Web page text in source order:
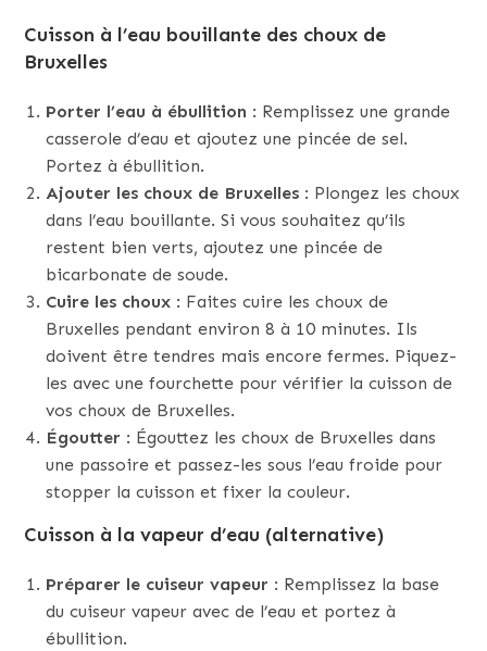
Cuisson à l’eau bouillante des choux de
Bruxelles
Porter l’eau à ébullition : Remplissez une grande
casserole d’eau et ajoutez une pincée de sel.
Portez à ébullition.
Ajouter les choux de Bruxelles : Plongez les choux
dans l’eau bouillante. Si vous souhaitez qu’ils
restent bien verts, ajoutez une pincée de
bicarbonate de soude.
Cuire les choux : Faites cuire les choux de
Bruxelles pendant environ 8 à 10 minutes. Ils
doivent être tendres mais encore fermes. Piquez-
les avec une fourchette pour vérifier la cuisson de
vos choux de Bruxelles.
Égoutter : Égouttez les choux de Bruxelles dans
une passoire et passez-les sous l’eau froide pour
stopper la cuisson et fixer la couleur.
Cuisson à la vapeur d’eau (alternative)
Préparer le cuiseur vapeur : Remplissez la base
du cuiseur vapeur avec de l’eau et portez à
ébullition.